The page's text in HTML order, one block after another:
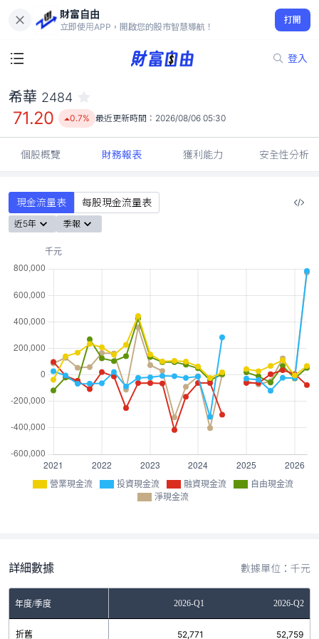
財富自由
立即使用APP，開啟您的股市智慧導航！
打開
登入
71.20
0.7%
希華 2484
71.20 0.7% 最近更新時間： 2026/08/06 05:30
個股概覽 財務報表 獲利能力 安全性分析
現金流量表 每股現金流量表
近5年 季報
營業現金流 投資現金流 融資現金流
自由現金流
淨現金流
詳細數據 數據單位：千元
年度/季度 2026-Q1 2026-Q2
折舊 52,771 52,759